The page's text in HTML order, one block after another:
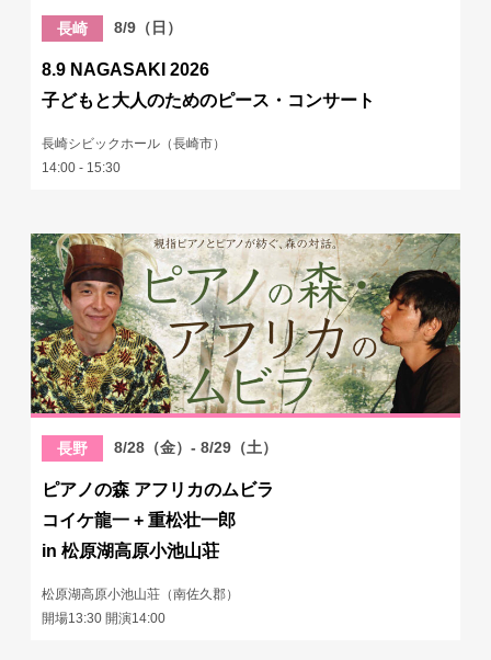
長崎 8/9（日）
8.9 NAGASAKI 2026
子どもと大人のためのピース・コンサート
長崎シビックホール（長崎市）
14:00 - 15:30
長野 8/28（金）- 8/29（土）
ピアノの森 アフリカのムビラ
コイケ龍一 + 重松壮一郎
in 松原湖高原小池山荘
松原湖高原小池山荘（南佐久郡）
開場13:30 開演14:00